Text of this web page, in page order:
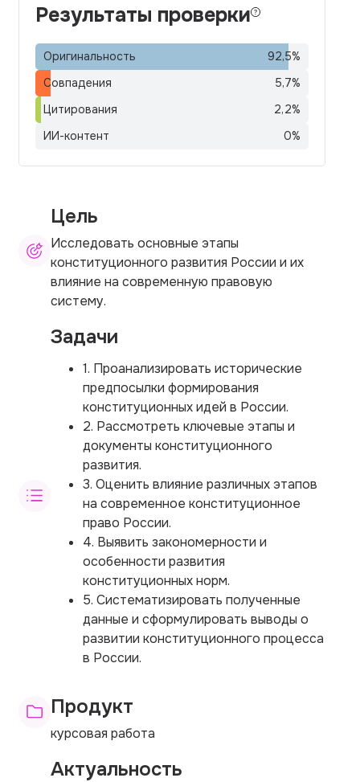
Результаты проверки
Оригинальность 92,5%
Совпадения
5,7%
Цитирования
2,2%
ИИ-контент
0%
Цель
Исследовать основные этапы
конституционного развития России и их
влияние на современную правовую
систему.
Задачи
1. Проанализировать исторические
предпосылки формирования
конституционных идей в России.
2. Рассмотреть ключевые этапы и
документы конституционного
развития.
3. Оценить влияние различных этапов
на современное конституционное
право России.
4. Выявить закономерности и
особенности развития
конституционных норм.
5. Систематизировать полученные
данные и сформулировать выводы о
развитии конституционного процесса
в России.
Продукт
курсовая работа
Актуальность